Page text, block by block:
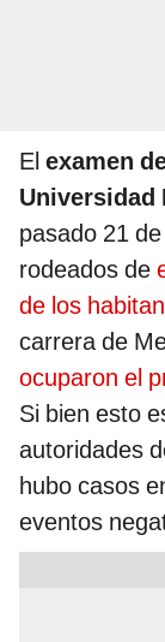
El examen
Universidad
pasado 21
rodeados de
de los
carrera de
ocuparon el
Si bien esto
autoridades
hubo casos
eventos